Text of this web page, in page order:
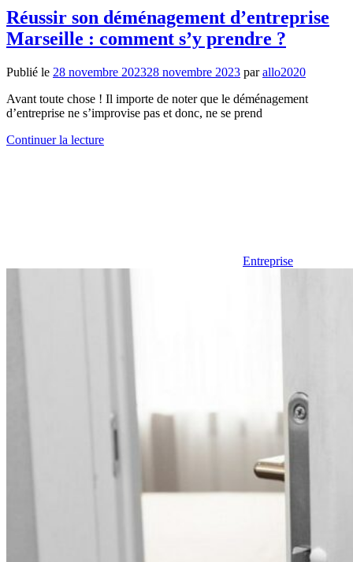
Réussir son déménagement d’entreprise
Marseille : comment s’y prendre ?
Publié le 28 novembre 202328 novembre 2023 parallo2020
Avant toute chose ! Il importe de noter que le déménagement
d’entreprise ne s’improvise pas et donc, ne se prend
Continuer la lecture
Entreprise